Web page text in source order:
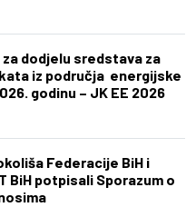
za dodjelu sredstava za
iz područja energijske
godinu – JK EE 2026
Federacije BiH i
BiH potpisali Sporazum o